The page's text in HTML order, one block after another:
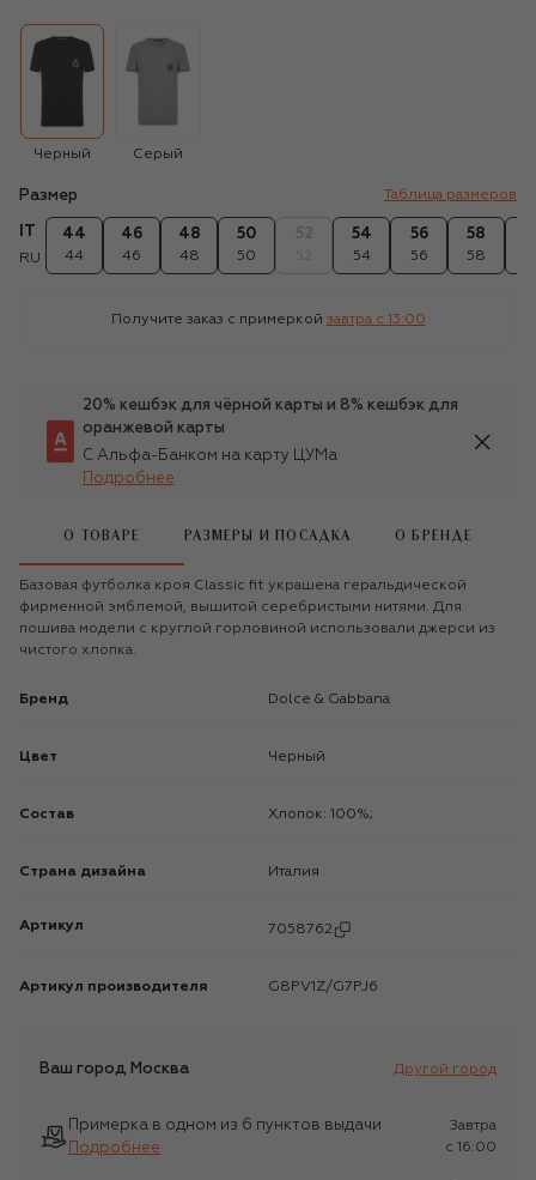
Черный Серый
Размер Таблица размеров
RU
44
44
46
46
48
48
50
50
54
54
56
56
58
58
Получите заказ с примеркой завтра c 13:00
20% кешбэк для чёрной карты и 8% кешбэк для
оранжевой карты
С Альфа-Банком на карту ЦУМа
Подробнее
О ТОВАРЕ РАЗМЕРЫ И ПОСАДКА О БРЕНДЕ
Базовая футболка кроя Classic fit украшена геральдической
фирменной эмблемой, вышитой серебристыми нитями. Для
пошива модели с круглой горловиной использовали джерси из
чистого хлопка.
Бренд Dolce & Gabbana
Цвет Черный
Состав Хлопок: 100%;
Страна дизайна Италия
Артикул 7058762
Артикул производителя G8PV1Z/G7PJ6
Ваш город Москва Другой город
Примерка в одном из 6 пунктов выдачи
Подробнее
Завтра
c 16:00